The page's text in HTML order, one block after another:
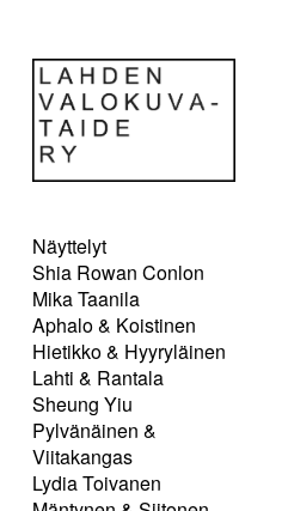
Näyttelyt
Shia Rowan Conlon
Mika Taanila
Aphalo & Koistinen
Hietikko & Hyyryläinen
Lahti & Rantala
Sheung Yiu
Pylvänäinen &
Viitakangas
Lydia Toivanen